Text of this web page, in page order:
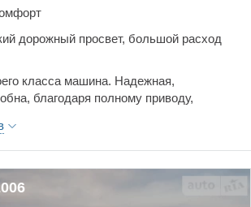
дорожный просвет, большой расход
класса машина. Надежная,
благодаря полному приводу,
на порядок выше, чем у
других классов. Кроме того,
настолько мал, что любая кочка на
может быть задета днищем.